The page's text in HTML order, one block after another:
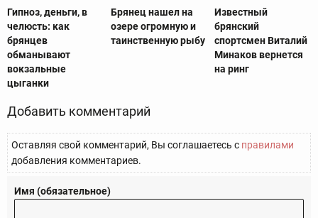
Гипноз, деньги, в
челюсть: как
брянцев
обманывают
вокзальные
цыганки
Брянец нашел на
озере огромную и
таинственную рыбу
Известный
брянский
спортсмен Виталий
Минаков вернется
на ринг
Добавить комментарий
Оставляя свой комментарий, Вы соглашаетесь с правилами
добавления комментариев.
Имя (обязательное)